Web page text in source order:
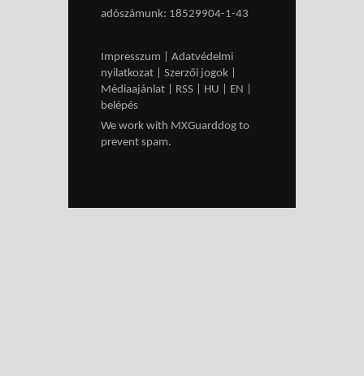
adószámunk: 18529904-1-43
Impresszum
Adatvédelmi
nyilatkozat
Szerzői jogok
Médiaajánlat
RSS HU EN
belépés
We work with MXGuarddog to
prevent spam.